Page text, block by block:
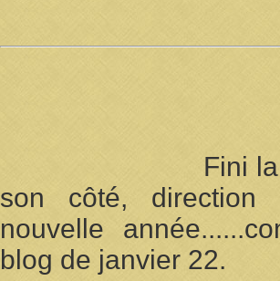
Fini
son côté, direction
nouvelle
blog de janvier 22.